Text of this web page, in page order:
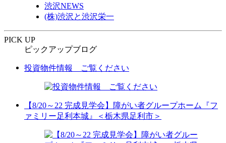
渋沢NEWS
(株)渋沢と渋沢栄一
PICK UP
ピックアップブログ
投資物件情報 ご覧ください
【8/20～22 完成見学会】障がい者グループホーム『フ
ァミリー足利本城』＜栃木県足利市＞